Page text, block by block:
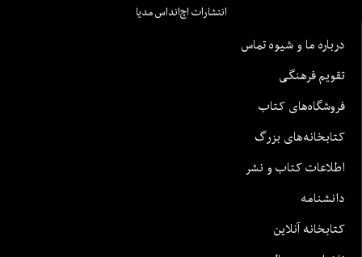
انتشارات اچ‌اند‌اس مدیا
درباره ما و شیوه تماس
تقویم فرهنگی
فروشگاه‌های کتاب
کتابخانه‌های بزرگ
اطلاعات کتاب و نشر
دانشنامه
کتابخانه آنلاین